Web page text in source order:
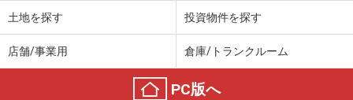
兵庫県伊丹市荻野３
土地を探す 投資物件を探す
店舗/事業用 倉庫/トランクルーム
PC版へ